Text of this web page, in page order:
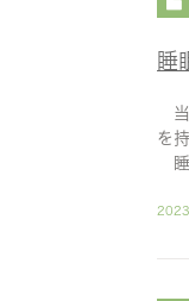
睡
当
を